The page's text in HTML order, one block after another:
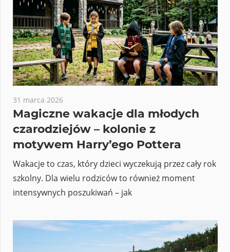
31 marca 2026
Magiczne wakacje dla młodych
czarodziejów – kolonie z
motywem Harry’ego Pottera
Wakacje to czas, który dzieci wyczekują przez cały rok
szkolny. Dla wielu rodziców to również moment
intensywnych poszukiwań – jak